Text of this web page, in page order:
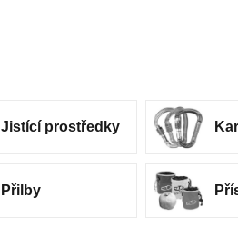
Jistící prostředky
Přilby